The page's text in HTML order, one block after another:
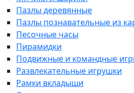
Пазлы деревянные
Пазлы познавательные из
Песочные часы
Пирамидки
Подвижные и командные
Развлекательные игрушки
Рамки вкладыши